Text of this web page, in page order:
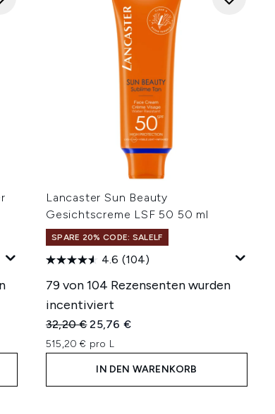
Lancaster Sun Beauty
Gesichtscreme LSF 50 50 ml
SPARE 20% CODE: SALELF
4.6 (104)
79 von 104 Rezensenten wurden
incentiviert
Unverbindliche Preisempfehlung:
32,20 €Aktueller Preis:
25,76 €
515,20 € pro L
IN DEN WARENKORB